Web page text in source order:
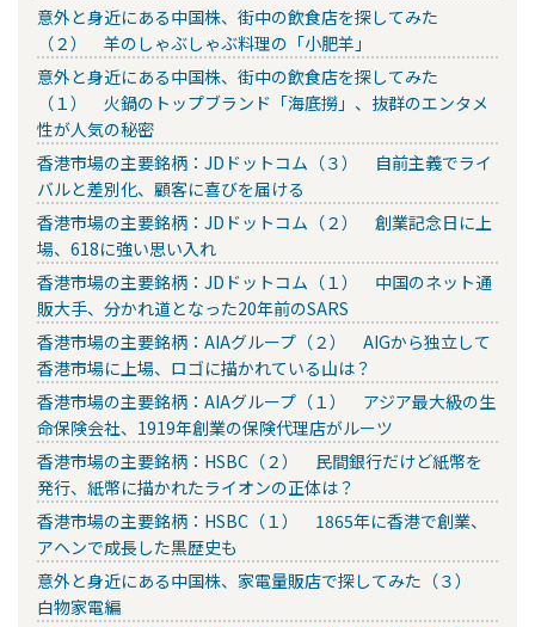
意外と身近にある中国株、街中の飲食店を探してみた
（２） 羊のしゃぶしゃぶ料理の「小肥羊」
意外と身近にある中国株、街中の飲食店を探してみた
（１） 火鍋のトップブランド「海底撈」、抜群のエンタメ
性が人気の秘密
香港市場の主要銘柄：JDドットコム（３） 自前主義でライ
バルと差別化、顧客に喜びを届ける
香港市場の主要銘柄：JDドットコム（２） 創業記念日に上
場、618に強い思い入れ
香港市場の主要銘柄：JDドットコム（１） 中国のネット通
販大手、分かれ道となった20年前のSARS
香港市場の主要銘柄：AIAグループ（２） AIGから独立して
香港市場に上場、ロゴに描かれている山は？
香港市場の主要銘柄：AIAグループ（１） アジア最大級の生
命保険会社、1919年創業の保険代理店がルーツ
香港市場の主要銘柄：HSBC（２） 民間銀行だけど紙幣を
発行、紙幣に描かれたライオンの正体は？
香港市場の主要銘柄：HSBC（１） 1865年に香港で創業、
アヘンで成長した黒歴史も
意外と身近にある中国株、家電量販店で探してみた（３）
白物家電編